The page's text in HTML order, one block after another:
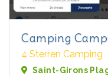
Camping
4 Sterren Camping
Saint-Girons